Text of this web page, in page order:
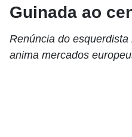
Guinada ao
Renúncia do
anima mercados